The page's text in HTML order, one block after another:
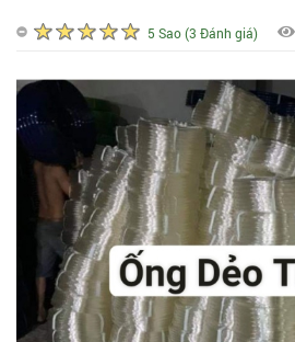
5 Sao (3 Đánh giá)